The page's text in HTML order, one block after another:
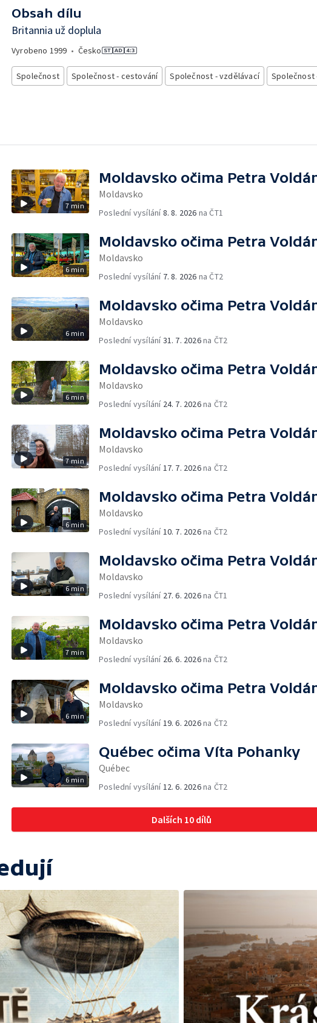
Obsah dílu
Britannia už doplula
Vyrobeno 1999 • Česko
Společnost Společnost - cestování Společnost - vzdělávací Společnost
7 min
Moldavsko očima Petra
Moldavsko
Poslední vysílání8. 8. 2026 na ČT1
6 min
Moldavsko očima Petra
Moldavsko
Poslední vysílání 7. 8. 2026 na ČT2
6 min
Moldavsko očima Petra
Moldavsko
Poslední vysílání31. 7. 2026na ČT2
6 min
Moldavsko očima Petra
Moldavsko
Poslední vysílání 24. 7. 2026na ČT2
7 min
Moldavsko očima Petra
Moldavsko
Poslední vysílání 17. 7. 2026na ČT2
6 min
Moldavsko očima Petra
Moldavsko
Poslední vysílání 10. 7. 2026na ČT2
6 min
Moldavsko očima Petra
Moldavsko
Poslední vysílání 27. 6. 2026na ČT1
7 min
Moldavsko očima Petra
Moldavsko
Poslední vysílání 26. 6. 2026na ČT2
6 min
Moldavsko očima Petra
Moldavsko
Poslední vysílání 19. 6. 2026na ČT2
6 min
Québec očima Víta Pohanky
Québec
Poslední vysílání 12. 6. 2026na ČT2
Dalších 10 dílů